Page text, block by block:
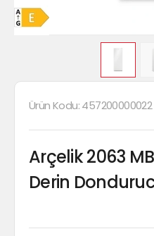
Ürün Kodu:457200000022
Arçelik 2063
Derin